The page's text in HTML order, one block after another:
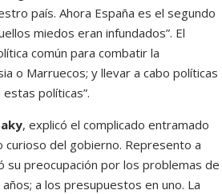
país. Ahora España es el segundo
miedos eran infundados”. El
común para combatir la
o Marruecos; y llevar a cabo políticas
políticas”.
, explicó el complicado entramado
curioso del gobierno. Represento a
su preocupación por los problemas de
a los presupuestos en uno. La